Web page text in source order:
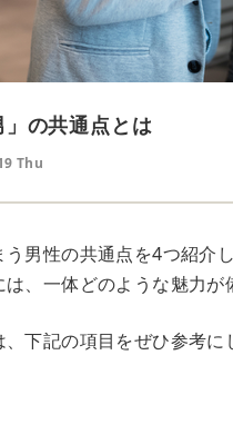
の共通点とは
Thu
男性の共通点を4つ紹介し
、一体どのような魅力が
下記の項目をぜひ参考に